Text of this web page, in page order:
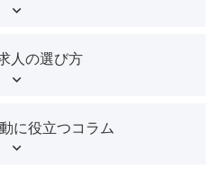
人の選び方
に役立つコラム